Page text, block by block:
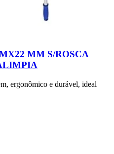
MM S/ROSCA
ergonômico e durável, ideal